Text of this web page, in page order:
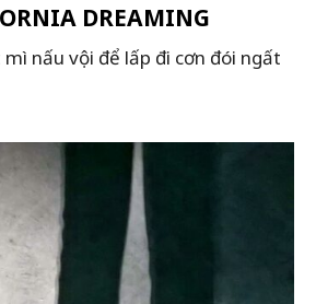
DREAMING
nấu vội để lấp đi cơn đói ngất